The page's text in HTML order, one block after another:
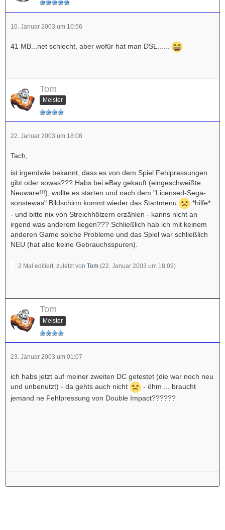
10. Januar 2003 um 10:56
41 MB...net schlecht, aber wofür hat man DSL......
Tom
Meister
22. Januar 2003 um 18:08
Tach,
ist irgendwie bekannt, dass es von dem Spiel Fehlpressungen
gibt oder sowas??? Habs bei eBay gekauft (eingeschweißte
Neuware!!!), wollte es starten und nach dem "Licensed-Sega-
sonstewas" Bildschirm kommt wieder das Startmenu
*hilfe*
- und bitte nix von Streichhölzern erzählen - kanns nicht an
irgend was anderem liegen??? Schließlich hab ich mit keinem
anderen Game solche Probleme und das Spiel war schließlich
NEU (hat also keine Gebrauchsspuren).
2 Mal editiert, zuletzt von Tom (22. Januar 2003 um 18:09)
Tom
Meister
23. Januar 2003 um 01:07
ich habs jetzt auf meiner zweiten DC getestet (die war noch neu
und unbenutzt) - da gehts auch nicht
- öhm ... braucht
jemand ne Fehlpressung von Double Impact??????